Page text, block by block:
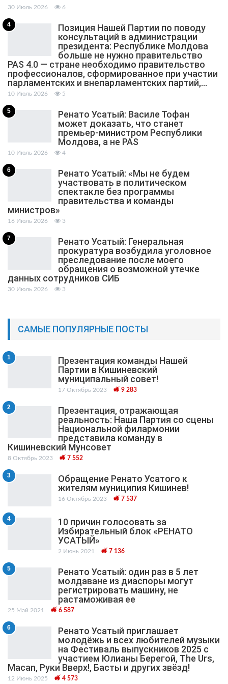
30 Июль 2026 6
4
Позиция Нашей Партии по поводу
консультаций в администрации
президента: Республике Молдова
больше не нужно правительство
PAS 4.0 — стране необходимо правительство
профессионалов, сформированное при участии
парламентских и внепарламентских партий,…
10 Июль 2026 5
5
Ренато Усатый: Василе Тофан
может доказать, что станет
премьер-министром Республики
Молдова, а не PAS
10 Июль 2026 4
6
Ренато Усатый: «Мы не будем
участвовать в политическом
спектакле без программы
правительства и команды
министров»
16 Июль 2026 3
7
Ренато Усатый: Генеральная
прокуратура возбудила уголовное
преследование после моего
обращения о возможной утечке
данных сотрудников СИБ
30 Июль 2026 3
САМЫЕ ПОПУЛЯРНЫЕ ПОСТЫ
1
Презентация команды Нашей
Партии в Кишиневский
муниципальный cовет!
17 Октябрь 2023 9 283
2
Презентация, отражающая
реальность: Наша Партия со сцены
Национальной филармонии
представила команду в
Кишиневский Мунсовет
8 Октябрь 2023 7 552
3
Обращение Ренато Усатого к
жителям муниципия Кишинев!
16 Октябрь 2023 7 537
4
10 причин голосовать за
Избирательный блок «РЕНАТО
УСАТЫЙ»
2 Июнь 2021 7 136
5
Ренато Усатый: один раз в 5 лет
молдаване из диаспоры могут
регистрировать машину, не
растаможивая ее
25 Май 2021 6 587
6
Ренато Усатый приглашает
молодёжь и всех любителей музыки
на Фестиваль выпускников 2025 с
участием Юлианы Берегой, The Urs,
Macan, Руки Вверх!, Басты и других звёзд!
12 Июнь 2025 4 573